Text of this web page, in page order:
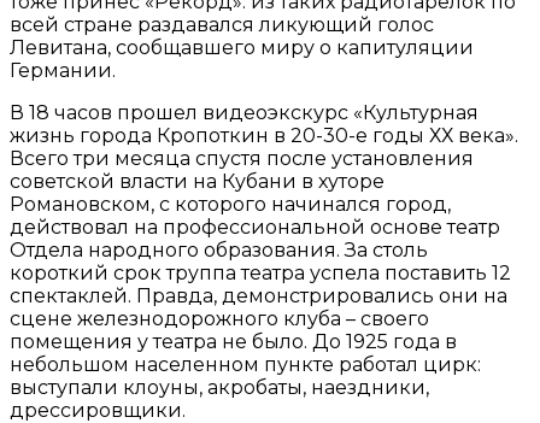
всей стране раздавался ликующий голос
Левитана, сообщавшего миру о капитуляции
Германии.
В 18 часов прошел видеоэкскурс «Культурная
жизнь города Кропоткин в 20-30-е годы ХХ века».
Всего три месяца спустя после установления
советской власти на Кубани в хуторе
Романовском, с которого начинался город,
действовал на профессиональной основе театр
Отдела народного образования. За столь
короткий срок труппа театра успела поставить 12
спектаклей. Правда, демонстрировались они на
сцене железнодорожного клуба – своего
помещения у театра не было. До 1925 года в
небольшом населенном пункте работал цирк:
выступали клоуны, акробаты, наездники,
дрессировщики.